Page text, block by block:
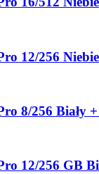
12/256
8/256 Biały
12/256 GB